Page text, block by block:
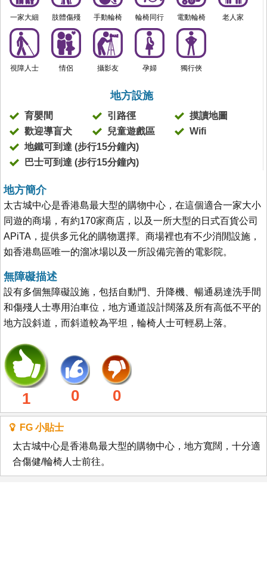
一家大細 肢體傷殘 手動輪椅 輪椅同行 電動輪椅 老人家
視障人士 情侶 攝影友 孕婦 獨行俠
地方設施
育嬰間 引路徑
摸讀地圖
歡迎導盲犬
兒童遊戲區
Wifi
地鐵可到達 (步行15分鐘內)
巴士可到達 (步行15分鐘內)
地方簡介
太古城中心是香港島最大型的購物中心，在這個適合一家大小
同遊的商場，有約170家商店，以及一所大型的日式百貨公司
APiTA，提供多元化的購物選擇。商場裡也有不少消閒設施，
如香港島區唯一的溜冰場以及一所設備完善的電影院。
無障礙描述
設有多個無障礙設施，包括自動門、升降機、暢通易達洗手間
和傷殘人士專用泊車位，地方通道設計闊落及所有高低不平的
地方設斜道，而斜道較為平坦，輪椅人士可輕易上落。
1 0 0
FG 小貼士
太古城中心是香港島最大型的購物中心，地方寬闊，十分適
合傷健/輪椅人士前往。